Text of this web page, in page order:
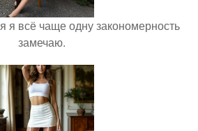
я всё чаще одну закономерность
замечаю.